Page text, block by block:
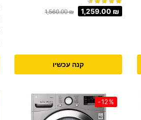
1,560.00₪ 1,259.00 ₪
קנה עכשיו
-12%